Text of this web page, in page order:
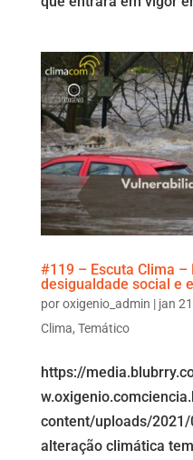
#119 – Escuta Clima –
desigualdade social e
poroxigenio_admin | jan
Clima, Temático
https://
content/uploads/
alteração climática